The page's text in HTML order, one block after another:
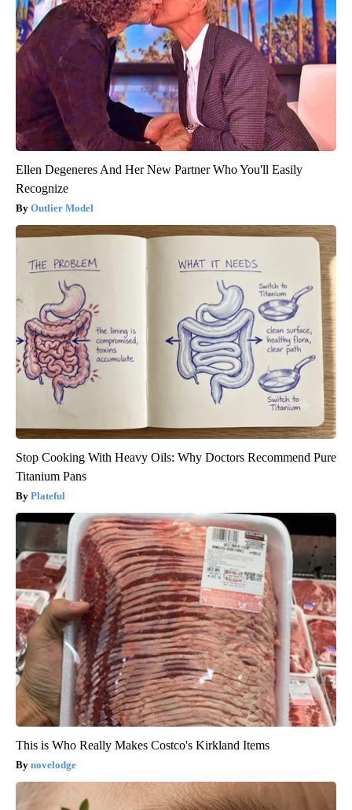
Ellen Degeneres And Her New Partner Who You'll Easily
Recognize
Outlier Model
Stop Cooking With Heavy Oils: Why Doctors Recommend Pure
Titanium Pans
Plateful
This is Who Really Makes Costco's Kirkland Items
novelodge